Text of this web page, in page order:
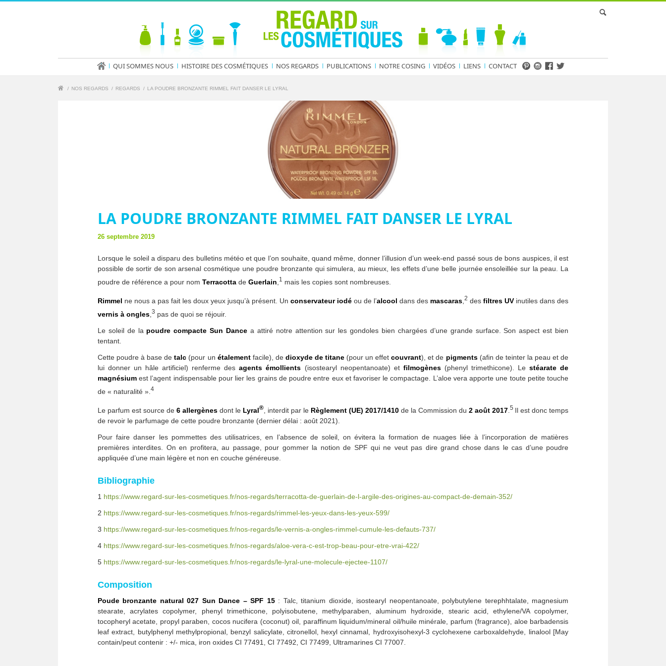
QUI SOMMES NOUS HISTOIRE DES COSMÉTIQUES NOS REGARDS PUBLICATIONS NOTRE COSING VIDÉOS LIENS CONTACT
/ NOS REGARDS / REGARDS / LA POUDRE BRONZANTE RIMMEL FAIT DANSER LE LYRAL
LA POUDRE BRONZANTE RIMMEL FAIT DANSER LE LYRAL
26 septembre 2019
Lorsque le soleil a disparu des bulletins météo et que l’on souhaite, quand même, donner l’illusion d’un week-end passé sous de bons auspices, il est
possible de sortir de son arsenal cosmétique une poudre bronzante qui simulera, au mieux, les effets d’une belle journée ensoleillée sur la peau. La
poudre de référence a pour nom Terracotta de Guerlain 1 mais les copies sont nombreuses.
Rimmel ne nous a pas fait les doux yeux jusqu’à présent. Un conservateur iodé ou de l’alcool dans des mascaras 2 des filtres UV inutiles dans des
vernis à ongles 3 pas de quoi se réjouir.
Le soleil de la poudre compacte Sun Dance a attiré notre attention sur les gondoles bien chargées d’une grande surface. Son aspect est bien
tentant.
Cette poudre à base detalc (pour un étalementfacile), de dioxyde de titane (pour un effetcouvrant), et de pigments(afin de teinter la peau et de
lui donner un hâle artificiel) renferme desagents émollients (isostearyl neopentanoate) et filmogènes(phenyl trimethicone). Le stéarate de
magnésium est l’agent indispensable pour lier les grains de poudre entre eux et favoriser le compactage. L’aloe vera apporte une toute petite touche
de « naturalité ». 4
Le parfum est source de 6 allergènes dont le Lyral® , interdit par le Règlement (UE) 2017/1410 de la Commission du 2 août 2017 5 Il est donc temps
de revoir le parfumage de cette poudre bronzante (dernier délai : août 2021).
Pour faire danser les pommettes des utilisatrices, en l’absence de soleil, on évitera la formation de nuages liée à l’incorporation de matières
premières interdites. On en profitera, au passage, pour gommer la notion de SPF qui ne veut pas dire grand chose dans le cas d’une poudre
appliquée d’une main légère et non en couche généreuse.
Bibliographie
1 https://www.regard-sur-les-cosmetiques.fr/nos-regards/terracotta-de-guerlain-de-l-argile-des-origines-au-compact-de-demain-352/
2 https://www.regard-sur-les-cosmetiques.fr/nos-regards/rimmel-les-yeux-dans-les-yeux-599/
3 https://www.regard-sur-les-cosmetiques.fr/nos-regards/le-vernis-a-ongles-rimmel-cumule-les-defauts-737/
4 https://www.regard-sur-les-cosmetiques.fr/nos-regards/aloe-vera-c-est-trop-beau-pour-etre-vrai-422/
5 https://www.regard-sur-les-cosmetiques.fr/nos-regards/le-lyral-une-molecule-ejectee-1107/
Composition
Poude bronzante natural 027 Sun Dance – SPF 15: Talc, titanium dioxide, isostearyl neopentanoate, polybutylene terephhtalate, magnesium
stearate, acrylates copolymer, phenyl trimethicone, polyisobutene, methylparaben, aluminum hydroxide, stearic acid, ethylene/VA copolymer,
tocopheryl acetate, propyl paraben, cocos nucifera (coconut) oil, paraffinum liquidum/mineral oil/huile minérale, parfum (fragrance), aloe barbadensis
leaf extract, butylphenyl methylpropional, benzyl salicylate, citronellol, hexyl cinnamal, hydroxyisohexyl-3 cyclohexene carboxaldehyde, linalool [May
contain/peut contenir : +/- mica, iron oxides CI 77491, CI 77492, CI 77499, Ultramarines CI 77007.